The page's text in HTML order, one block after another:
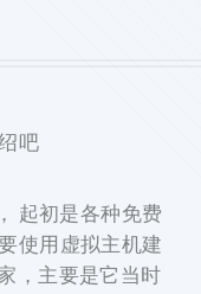
吧
起初是各种免费
使用虚拟主机建
，主要是它当时